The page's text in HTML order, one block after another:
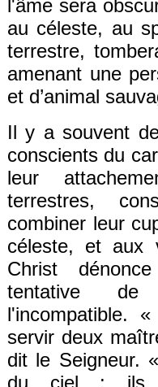
l'âme sera
au céleste, au
terrestre, tombe
amenant une
et d’animal
Il y a souvent
conscients du
leur
terrestres,
combiner leur
céleste, et aux
Christ
tentative
l'incompatible.
servir deux
dit le Seigneur. «
du ciel : ils